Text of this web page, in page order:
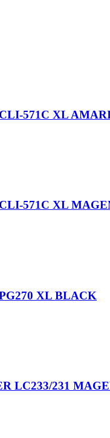
571C XL
571C XL
XL BLACK
LC233/231